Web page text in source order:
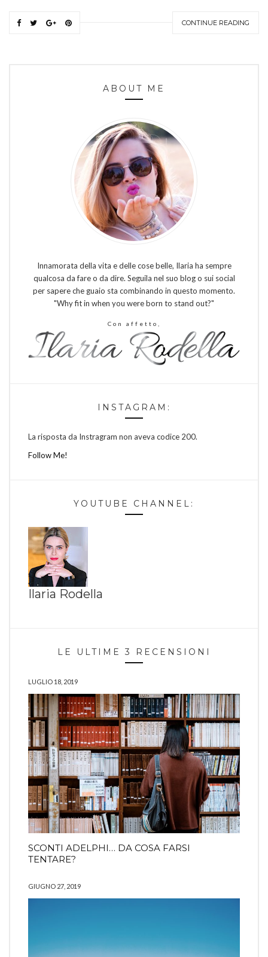
CONTINUE READING
ABOUT ME
Innamorata della vita e delle cose belle, Ilaria ha sempre
qualcosa da fare o da dire. Seguila nel suo blog o sui social
per sapere che guaio sta combinando in questo momento.
"Why fit in when you were born to stand out?"
Con affetto,
INSTAGRAM:
La risposta da Instragram non aveva codice 200.
Follow Me!
YOUTUBE CHANNEL:
Ilaria Rodella
LE ULTIME 3 RECENSIONI
LUGLIO 18, 2019
SCONTI ADELPHI… DA COSA FARSI
TENTARE?
GIUGNO 27, 2019